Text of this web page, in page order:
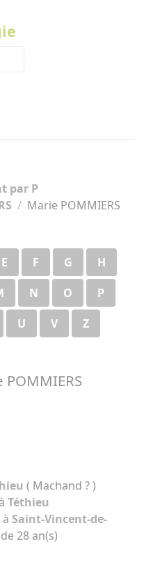
par P
Marie POMMIERS
E F G
H
N O
P
U V Z
POMMIERS
( Machand ? )
Téthieu
Saint-Vincent-de-
28 an(s)